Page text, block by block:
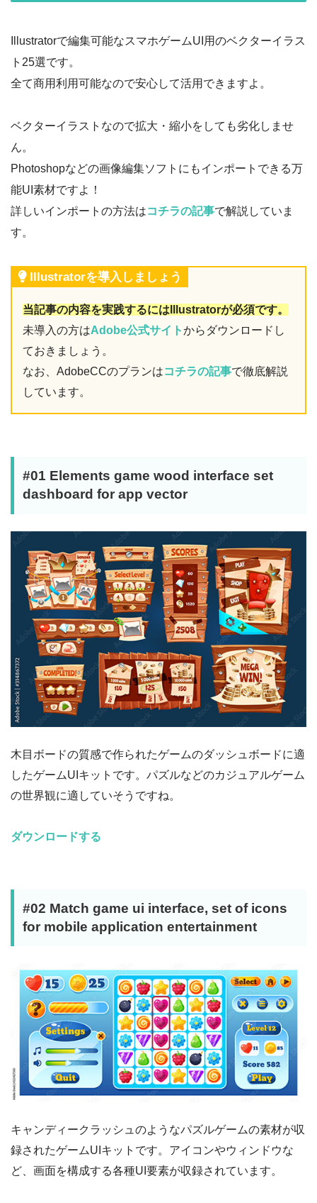
Illustratorで編集可能なスマホゲームUI用のベクターイラス
ト25選です。
全て商用利用可能なので安心して活用できますよ。
ベクターイラストなので拡大・縮小をしても劣化しませ
ん。
Photoshopなどの画像編集ソフトにもインポートできる万
能UI素材ですよ！
詳しいインポートの方法はコチラの記事で解説していま
す。
Illustratorを導入しましょう
当記事の内容を実践するにはIllustratorが必須です。
未導入の方はAdobe公式サイトからダウンロードし
ておきましょう。
なお、AdobeCCのプランはコチラの記事で徹底解説
しています。
#01 Elements game wood interface set
dashboard for app vector
木目ボードの質感で作られたゲームのダッシュボードに適
したゲームUIキットです。パズルなどのカジュアルゲーム
の世界観に適していそうですね。
ダウンロードする
#02 Match game ui interface, set of icons
for mobile application entertainment
キャンディークラッシュのようなパズルゲームの素材が収
録されたゲームUIキットです。アイコンやウィンドウな
ど、画面を構成する各種UI要素が収録されています。